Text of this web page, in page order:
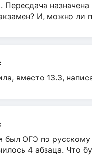
Пересдача
И, можно ли
вместо 13.3,
был ОГЭ по
4 абзаца. Что